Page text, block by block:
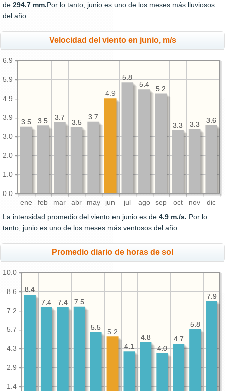
de 294.7 mm.Por lo tanto, junio es uno de los meses más lluviosos
del año.
Velocidad del viento en junio, m/s
ene feb mar abr may jun jul ago sep oct nov dic
0.0
1.0
2.0
3.0
3.9
4.9
5.9
6.9
3.6
3.3
3.3
5.2
5.4
5.8
3.7
3.5
3.7
3.5
3.5 3.6
3.3
3.3
5.2
5.4
5.8
4.9
3.7
3.5
3.7
3.5
3.5
La intensidad promedio del viento en junio es de 4.9 m./s. Por lo
tanto, junio es uno de los meses más ventosos del año .
Promedio diario de horas de sol
1.4
2.9
4.3
5.7
7.2
8.6
10.0
7.9
5.8
4.7
4.0
4.8
4.1
5.5
7.5
7.4
7.4
8.4
7.9
5.8
4.7
4.0
4.8
4.1
5.2
5.5
7.5
7.4
7.4
8.4